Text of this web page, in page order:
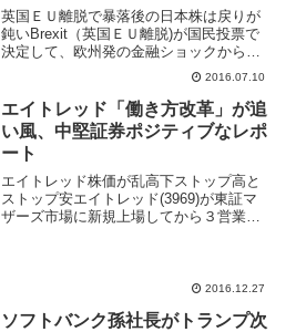
英国ＥＵ離脱で暴落後の日本株は戻りが
鈍いBrexit（英国ＥＵ離脱)が国民投票で
決定して、欧州発の金融ショックから２
週間が経過した。２０１６年６月２４
日、日経平均株価は暴落、ドル円は急騰
して１ドル＝１００円を割り込んだ。あ
れから世界はどうな...
2016.07.10
エイトレッド「働き方改革」が追
い風、中堅証券ポジティブなレポ
ート
エイトレッド株価が乱高下ストップ高と
ストップ安エイトレッド(3969)が東証マ
ザーズ市場に新規上場してから３営業日
2016.12.27
ソフトバンク孫社長がトランプ次